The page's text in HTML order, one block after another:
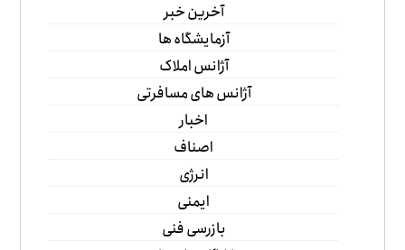
آخرین خبر
آزمایشگاه ها
آژانس املاک
آژانس های مسافرتی
اخبار
اصناف
انرژی
ایمنی
بازرسی فنی